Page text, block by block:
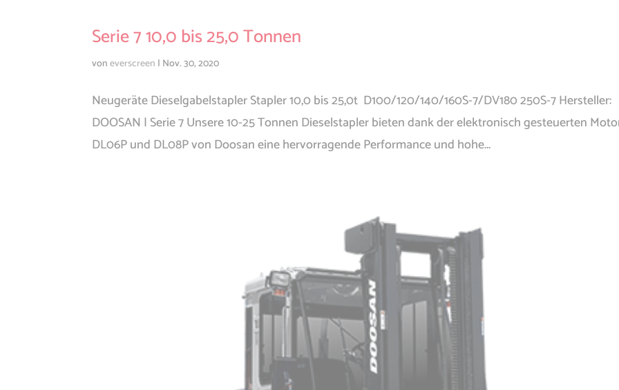
Serie 7 10,0 bis 25,0 Tonnen
voneverscreen | Nov. 30, 2020
Neugeräte Dieselgabelstapler Stapler 10,0 bis 25,0t D100/120/140/160S-7/DV180 250S-7 Hersteller:
DOOSAN | Serie 7 Unsere 10-25 Tonnen Dieselstapler bieten dank der elektronisch gesteuerten
DL06P und DL08P von Doosan eine hervorragende Performance und hohe...